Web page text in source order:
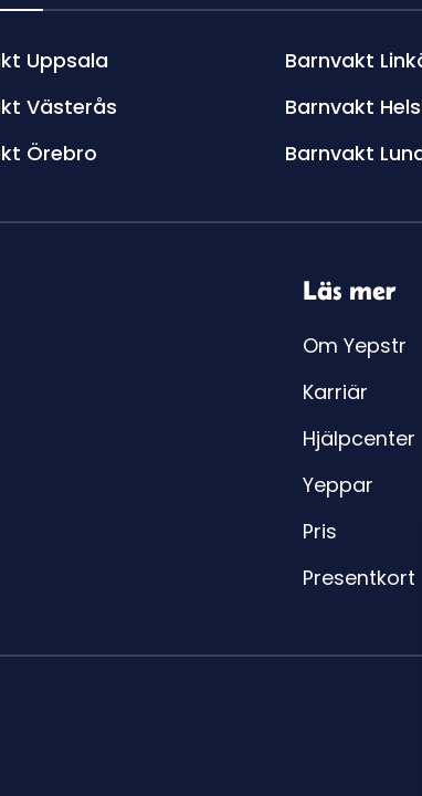
Uppsala
Västerås
Örebro
Barnvakt
Barnvakt
Barnvakt
Läs mer
Om Yepstr
Karriär
Hjälpcenter
Yeppar
Pris
Presentkort